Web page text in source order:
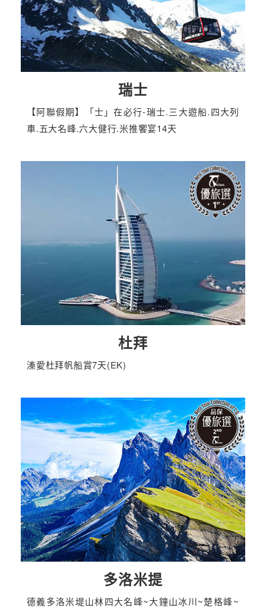
瑞士
【阿聯假期】「士」在必行-瑞士.三大遊船.四大列
車.五大名峰.六大健行.米推饗宴14天
杜拜
溱愛杜拜帆船賞7天(EK)
多洛米提
德義多洛米堤山林四大名峰~大鐘山冰川~楚格峰~